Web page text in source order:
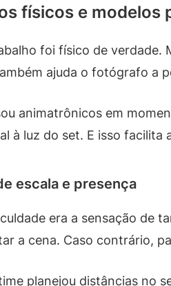
físicos e modelos
foi físico de verdade.
ajuda o fotógrafo a
animatrônicos em
à luz do set. E isso facilita
escala e presença
era a sensação de
a cena. Caso contrário,
planejou distâncias no